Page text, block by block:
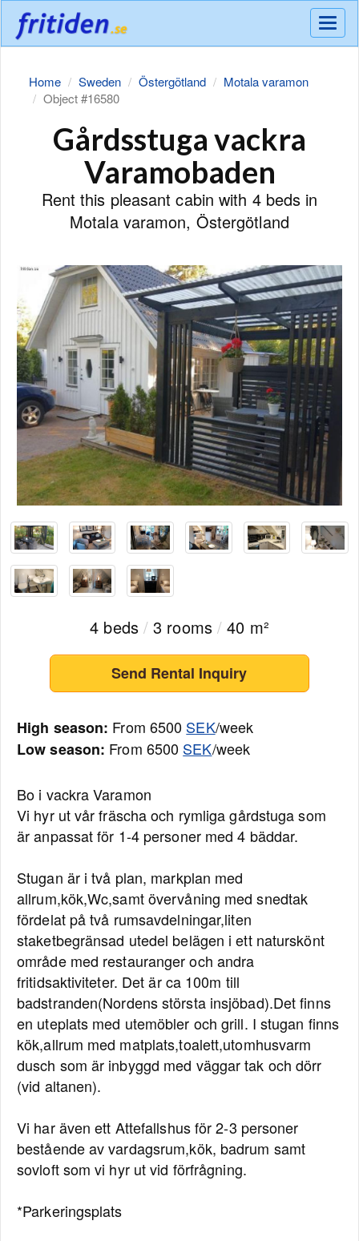
Meny
Home Sweden Östergötland
Motala varamon
Object #16580
Gårdsstuga vackra
Varamobaden
Rent this pleasant cabin with 4 beds in
Motala varamon, Östergötland
4 beds / 3 rooms / 40 m²
Send Rental Inquiry
High season: From 6500 SEK/week
Low season: From 6500 SEK/week
Bo i vackra Varamon
Vi hyr ut vår fräscha och rymliga gårdstuga som
är anpassat för 1-4 personer med 4 bäddar.
Stugan är i två plan, markplan med
allrum,kök,Wc,samt övervåning med snedtak
fördelat på två rumsavdelningar,liten
staketbegränsad utedel belägen i ett naturskönt
område med restauranger och andra
fritidsaktiviteter. Det är ca 100m till
badstranden(Nordens största insjöbad).Det finns
en uteplats med utemöbler och grill. I stugan finns
kök,allrum med matplats,toalett,utomhusvarm
dusch som är inbyggd med väggar tak och dörr
(vid altanen).
Vi har även ett Attefallshus för 2-3 personer
bestående av vardagsrum,kök, badrum samt
sovloft som vi hyr ut vid förfrågning.
*Parkeringsplats